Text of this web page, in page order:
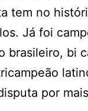
tem no
Já foi
brasileiro, bi
por